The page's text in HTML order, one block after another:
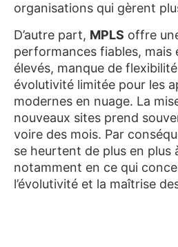
organisations qui gèrent
D’autre part, MPLS offre
performances fiables, mais
élevés, manque de
évolutivité limitée pour les
modernes en nuage. La
nouveaux sites prend
voire des mois. Par
se heurtent de plus en plus
notamment en ce qui
l’évolutivité et la maîtrise